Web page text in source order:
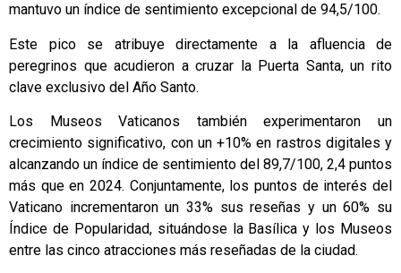
mantuvo un índice de sentimiento excepcional de 94,5/100.
Este pico se atribuye directamente a la afluencia de
peregrinos que acudieron a cruzar la Puerta Santa, un rito
clave exclusivo del Año Santo.
Los Museos Vaticanos también experimentaron un
crecimiento significativo, con un +10% en rastros digitales y
alcanzando un índice de sentimiento del 89,7/100, 2,4 puntos
más que en 2024. Conjuntamente, los puntos de interés del
Vaticano incrementaron un 33% sus reseñas y un 60% su
Índice de Popularidad, situándose la Basílica y los Museos
entre las cinco atracciones más reseñadas de la ciudad.